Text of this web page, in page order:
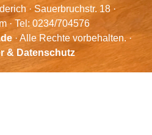
· Sauerbruchstr. 18 ·
· Tel: 0234/704576
· Alle Rechte vorbehalten. ·
& Datenschutz